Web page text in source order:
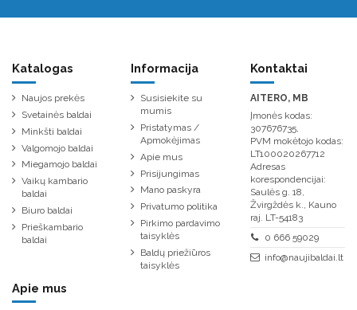
Katalogas
Naujos prekės
Svetainės baldai
Minkšti baldai
Valgomojo baldai
Miegamojo baldai
Vaikų kambario
baldai
Biuro baldai
Prieškambario
baldai
Informacija
Susisiekite su
mumis
Pristatymas /
Apmokėjimas
Apie mus
Prisijungimas
Mano paskyra
Privatumo politika
Pirkimo pardavimo
taisyklės
Baldų priežiūros
taisyklės
Kontaktai
AITERO, MB
Įmonės kodas:
307676735,
PVM mokėtojo kodas:
LT100020267712
Adresas
korespondencijai:
Saulės g. 18,
Žvirgždės k., Kauno
raj. LT-54183
0 666 59029
info@naujibaldai.lt
Apie mus